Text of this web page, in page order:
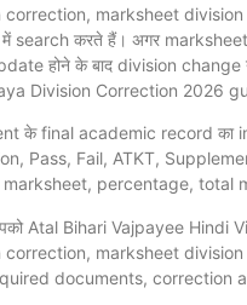
correction, marksheet
search करते हैं। अगर
होने के बाद division change
Division Correction 2026
के final academic record का
Pass, Fail, ATKT,
marksheet, percentage, total
Atal Bihari Vajpayee Hindi
correction, marksheet
documents, correction